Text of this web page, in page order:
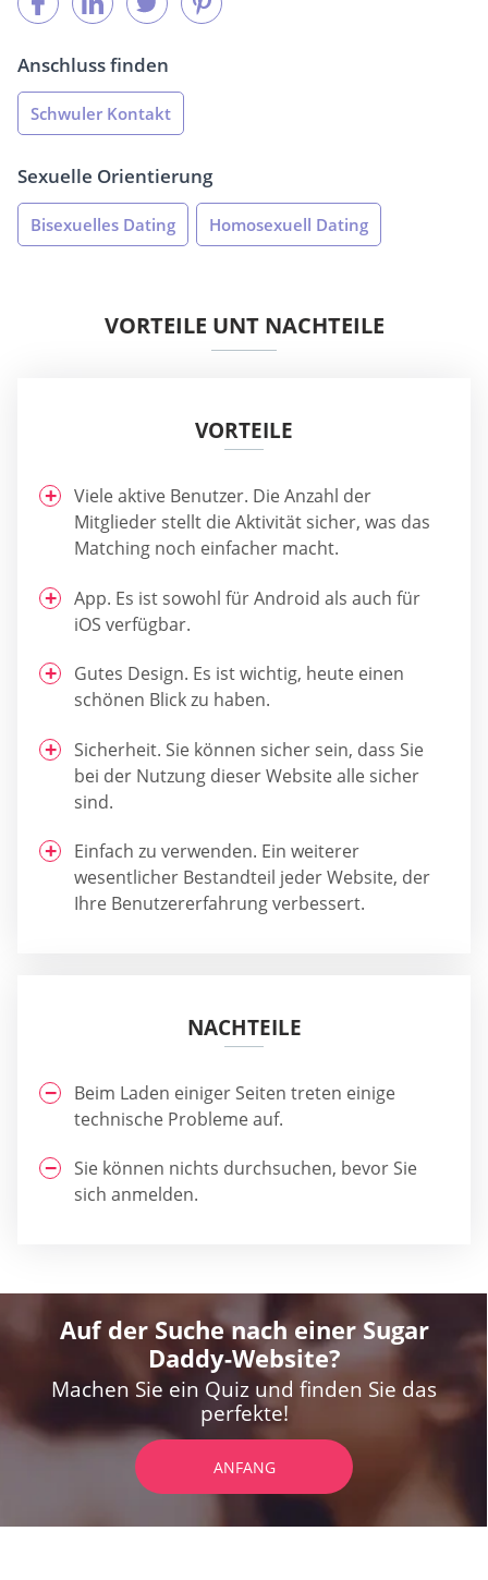
Anschluss finden
Schwuler Kontakt
Sexuelle Orientierung
Bisexuelles Dating Homosexuell Dating
VORTEILE UNT NACHTEILE
VORTEILE
Viele aktive Benutzer. Die Anzahl der
Mitglieder stellt die Aktivität sicher, was das
Matching noch einfacher macht.
App. Es ist sowohl für Android als auch für
iOS verfügbar.
Gutes Design. Es ist wichtig, heute einen
schönen Blick zu haben.
Sicherheit. Sie können sicher sein, dass Sie
bei der Nutzung dieser Website alle sicher
sind.
Einfach zu verwenden. Ein weiterer
wesentlicher Bestandteil jeder Website, der
Ihre Benutzererfahrung verbessert.
NACHTEILE
Beim Laden einiger Seiten treten einige
technische Probleme auf.
Sie können nichts durchsuchen, bevor Sie
sich anmelden.
Auf der Suche nach einer Sugar
Daddy-Website?
Machen Sie ein Quiz und finden Sie das
perfekte!
ANFANG